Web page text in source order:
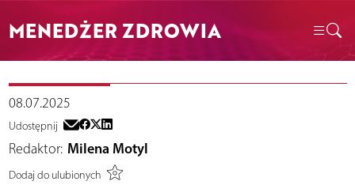
MENEDŻER ZDROWIA
08.07.2025
Udostępnij
Redaktor: Milena Motyl
Dodaj do ulubionych